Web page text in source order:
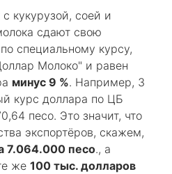
кукурузой, соей и
сдают свою
специальному курсу,
Молоко" и равен
минус 9 %. Например, 3
курс доллара по ЦБ
песо. Это значит, что
экспортёров, скажем,
7.064.000 песо., а
же 100 тыс. долларов